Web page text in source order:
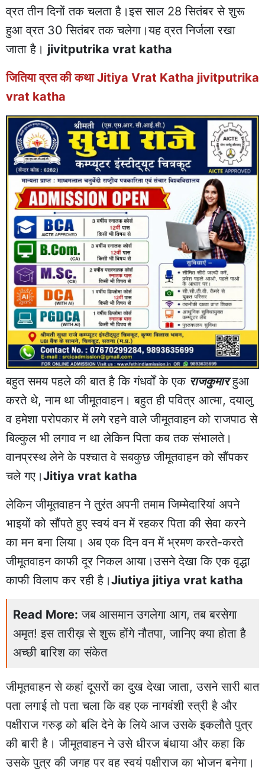
व्रत तीन दिनों तक चलता है।इस साल 28 सितंबर से शुरू
हुआ व्रत 30 सितंबर तक चलेगा।यह व्रत निर्जला रखा
जाता है। jivitputrika vrat katha
जितिया व्रत की कथा Jitiya Vrat Katha jivitputrika
vrat katha
बहुत समय पहले की बात है कि गंधर्वों के एक राजकुमारहुआ
करते थे, नाम था जीमूतवाहन। बहुत ही पवित्र आत्मा, दयालु
व हमेशा परोपकार में लगे रहने वाले जीमूतवाहन को राजपाठ से
बिल्कुल भी लगाव न था लेकिन पिता कब तक संभालते।
वानप्रस्थ लेने के पश्चात वे सबकुछ जीमूतवाहन को सौंपकर
चले गए।Jitiya vrat katha
लेकिन जीमूतवाहन ने तुरंत अपनी तमाम जिम्मेदारियां अपने
भाइयों को सौंपते हुए स्वयं वन में रहकर पिता की सेवा करने
का मन बना लिया। अब एक दिन वन में भ्रमण करते-करते
जीमूतवाहन काफी दूर निकल आया।उसने देखा कि एक वृद्धा
काफी विलाप कर रही है।Jiutiya jitiya vrat katha
Read More: जब आसमान उगलेगा आग, तब बरसेगा
अमृत! इस तारीख़ से शुरू होंगे नौतपा, जानिए क्या होता है
अच्छी बारिश का संकेत
जीमूतवाहन से कहां दूसरों का दुख देखा जाता, उसने सारी बात
पता लगाई तो पता चला कि वह एक नागवंशी स्त्री है और
पक्षीराज गरुड़ को बलि देने के लिये आज उसके इकलौते पुत्र
की बारी है। जीमूतवाहन ने उसे धीरज बंधाया और कहा कि
उसके पुत्र की जगह पर वह स्वयं पक्षीराज का भोजन बनेगा।